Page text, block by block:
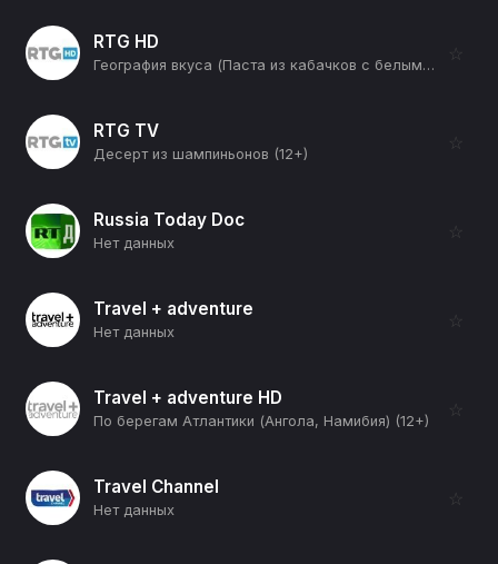
RTG HD
География вкуса (Паста из кабачков с белыми грибами и тыквенным кремом) (12+)
☆
RTG TV
Десерт из шампиньонов (12+)
☆
Russia Today Doc
Нет данных
☆
Travel + adventure
Нет данных
☆
Travel + adventure HD
По берегам Атлантики (Ангола, Намибия) (12+)
☆
Travel Channel
Нет данных
☆